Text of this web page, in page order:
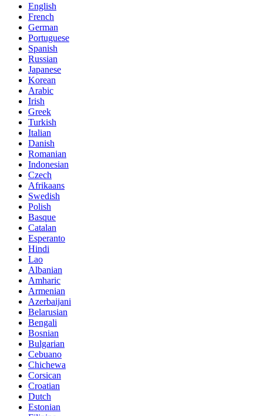
English
French
German
Portuguese
Spanish
Russian
Japanese
Korean
Arabic
Irish
Greek
Turkish
Italian
Danish
Romanian
Indonesian
Czech
Afrikaans
Swedish
Polish
Basque
Catalan
Esperanto
Hindi
Lao
Albanian
Amharic
Armenian
Azerbaijani
Belarusian
Bengali
Bosnian
Bulgarian
Cebuano
Chichewa
Corsican
Croatian
Dutch
Estonian